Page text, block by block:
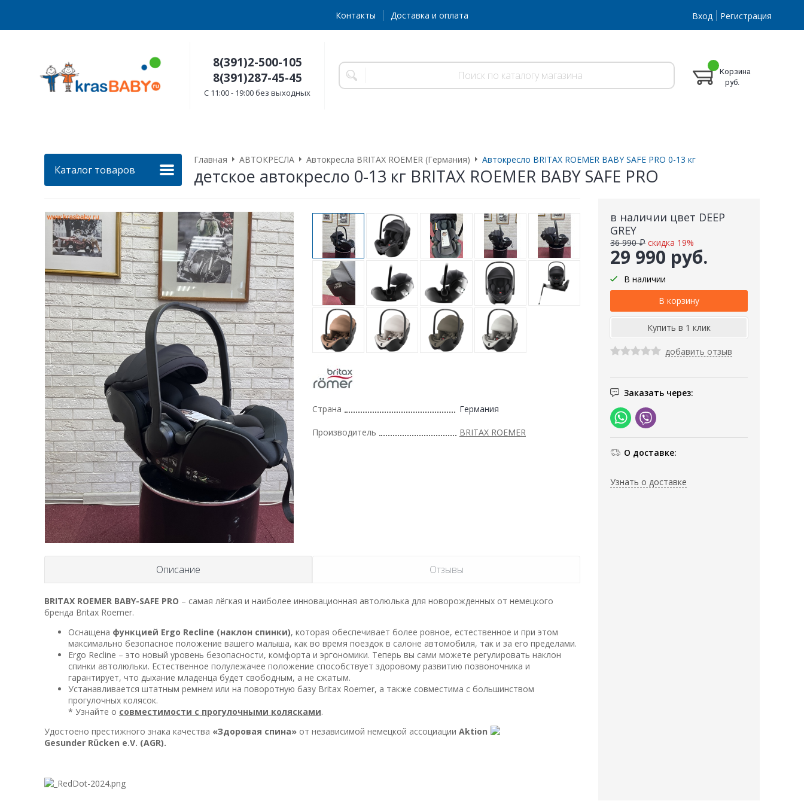
Контакты Доставка и оплата Вход Регистрация
8(391)2-500-105
8(391)287-45-45
C 11:00 - 19:00 без выходных
Корзина
руб.
Каталог товаров
Главная АВТОКРЕСЛА Автокресла BRITAX ROEMER (Германия) Автокресло BRITAX ROEMER BABY SAFE PRO 0-13 кг
детское автокресло 0-13 кг BRITAX ROEMER BABY SAFE PRO
в наличии цвет DEEP
GREY
29 990 руб.
36 990 ₽ скидка 19%
В наличии
добавить отзыв
Заказать через:
О доставке:
Узнать о доставке
Страна Германия
Производитель BRITAX ROEMER
Описание Отзывы
BRITAX ROEMER BABY-SAFE PRO – самая лёгкая и наиболее инновационная автолюлька для новорожденных от немецкого
бренда Britax Roemer.
Оснащена функцией Ergo Recline (наклон спинки), которая обеспечивает более ровное, естественное и при этом
максимально безопасное положение вашего малыша, как во время поездок в салоне автомобиля, так и за его пределами.
Ergo Recline – это новый уровень безопасности, комфорта и эргономики. Теперь вы сами можете регулировать наклон
спинки автолюльки. Естественное полулежачее положение способствует здоровому развитию позвоночника и
гарантирует, что дыхание младенца будет свободным, а не сжатым.
Устанавливается штатным ремнем или на поворотную базу Britax Roemer, а также совместима с большинством
прогулочных колясок.
* Узнайте о совместимости с прогулочными колясками.
Удостоено престижного знака качества «Здоровая спина» от независимой немецкой ассоциации Aktion
Gesunder Rücken e.V. (AGR).